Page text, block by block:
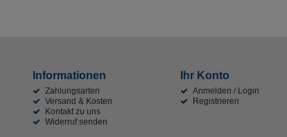
Informationen
Zahlungsarten
Versand & Kosten
Kontakt zu uns
Widerruf senden
Ihr Konto
Anmelden / Login
Registrieren